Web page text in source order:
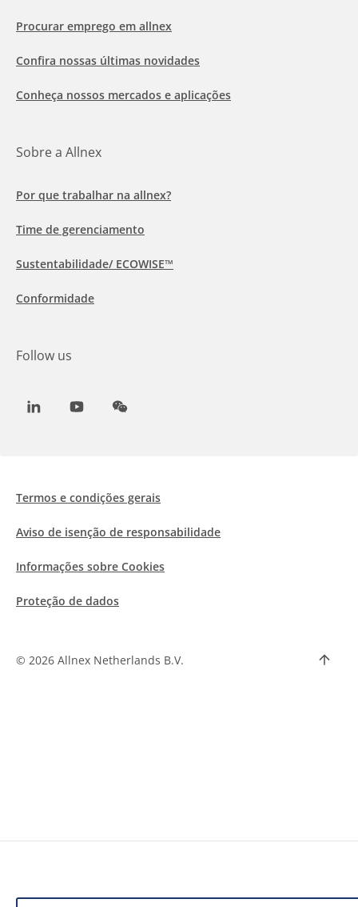
Procurar emprego em allnex
Confira nossas últimas novidades
Conheça nossos mercados e aplicações
Sobre a Allnex
Por que trabalhar na allnex?
Time de gerenciamento
Sustentabilidade/ ECOWISE™
Conformidade
Follow us
LinkedInYoutubeWeChat
© 2026 Allnex Netherlands B.V.
Termos e condições gerais
Aviso de isenção de responsabilidade
Informações sobre Cookies
Proteção de dados